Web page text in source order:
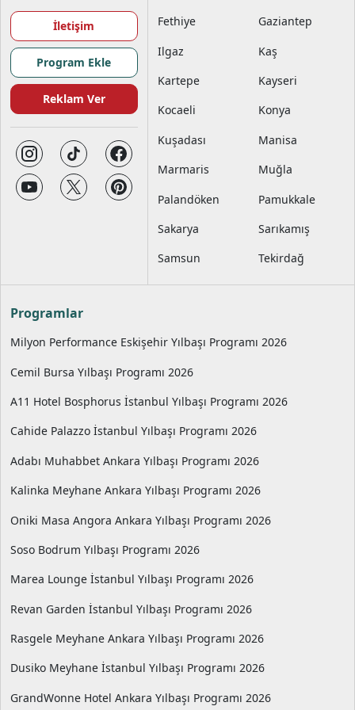
İletişim
Program Ekle
Reklam Ver
Fethiye
Gaziantep
Ilgaz
Kaş
Kartepe
Kayseri
Kocaeli
Konya
Kuşadası
Manisa
Marmaris
Muğla
Palandöken
Pamukkale
Sakarya
Sarıkamış
Samsun
Tekirdağ
Programlar
Milyon Performance Eskişehir Yılbaşı Programı 2026
Cemil Bursa Yılbaşı Programı 2026
A11 Hotel Bosphorus İstanbul Yılbaşı Programı 2026
Cahide Palazzo İstanbul Yılbaşı Programı 2026
Adabı Muhabbet Ankara Yılbaşı Programı 2026
Kalinka Meyhane Ankara Yılbaşı Programı 2026
Oniki Masa Angora Ankara Yılbaşı Programı 2026
Soso Bodrum Yılbaşı Programı 2026
Marea Lounge İstanbul Yılbaşı Programı 2026
Revan Garden İstanbul Yılbaşı Programı 2026
Rasgele Meyhane Ankara Yılbaşı Programı 2026
Dusiko Meyhane İstanbul Yılbaşı Programı 2026
GrandWonne Hotel Ankara Yılbaşı Programı 2026